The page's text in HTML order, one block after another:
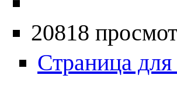
20818
Страница для